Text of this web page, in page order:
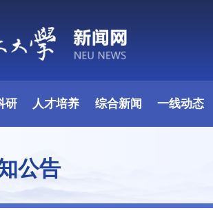
研 人才培养 综合新闻 一线动态
公告